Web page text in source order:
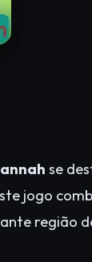
se
jogo
região